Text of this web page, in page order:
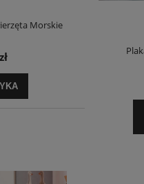
Morskie